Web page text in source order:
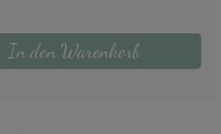
In den Warenkorb